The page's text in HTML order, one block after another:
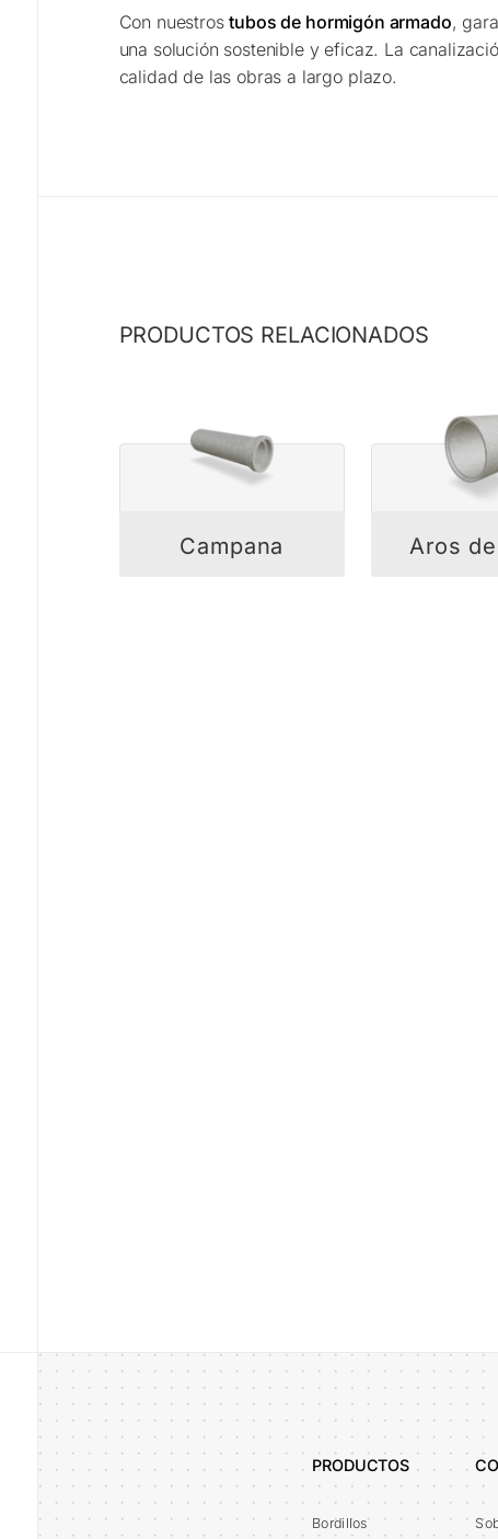
Con nuestrostubos de hormigón armado,
una solución sostenible y eficaz. La
calidad de las obras a largo plazo.
PRODUCTOS RELACIONADOS
Campana Aros
Alternative:
PRODUCTOS
Bordillos